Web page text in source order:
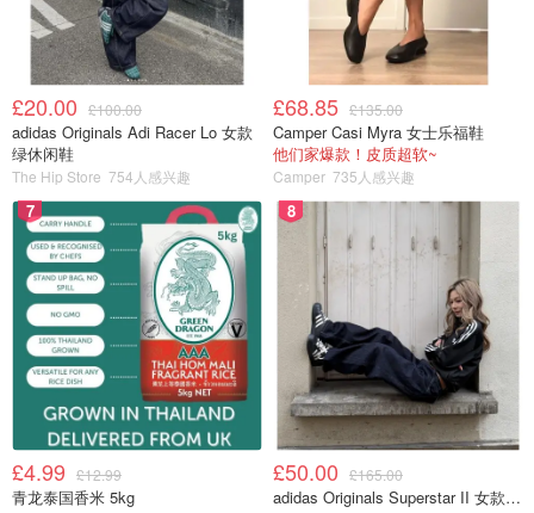
而2妈Grimes去年和马斯克因监护权之争而变得关系紧张，
据称马斯克不允许Grimes见她的孩子。
这位特斯拉老板曾公开表示，为了延缓人口下降，人们需要
生育更多的孩子。
据《纽约时报》报道，他甚至将自己的精子提供给朋友和熟
£20.00 £100.00
adidas Originals Adi Racer Lo 女款
绿休闲鞋
The Hip Store 754人感兴趣
£68.85 £135.00
Camper Casi Myra 女士乐福鞋
他们家爆款！皮质超软~
Camper 735人感兴趣
7
£4.99 £12.99
青龙泰国香米 5kg
8
£50.00 £165.00
adidas Originals Superstar II 女款串珠休闲鞋 黑色